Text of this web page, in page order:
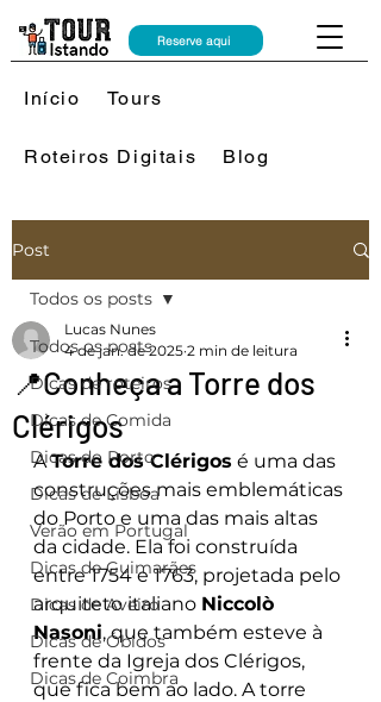
Reserve aqui
Início Tours
Roteiros Digitais Blog
Post
Todos os posts
Dicas de roteiros
Dicas de Comida
Dicas do Porto
Dicas de Lisboa
Verão em Portugal
Dicas de Guimarães
Dicas de Aveiro
Dicas de Óbidos
Dicas de Coimbra
Todos os posts
📍Conheça a Torre dos
Clérigos
Lucas Nunes
4 de jan. de 2025 2 min de leitura
A Torre dos Clérigos é uma das
construções mais emblemáticas
do Porto e uma das mais altas
da cidade. Ela foi construída
entre 1754 e 1763, projetada pelo
arquiteto italiano Niccolò
Nasoni, que também esteve à
frente da Igreja dos Clérigos,
que fica bem ao lado. A torre